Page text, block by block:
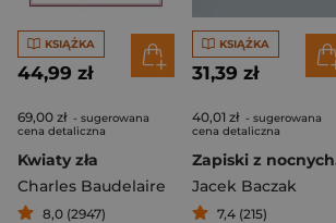
KSIĄŻKA
44,99 zł
69,00 zł - sugerowana
cena detaliczna
Kwiaty zła
Charles Baudelaire
8,0 (2947)
KSIĄŻKA
31,39 zł
40,01 zł - sugerowana
cena detaliczna
Jacek Baczak
7,4 (215)